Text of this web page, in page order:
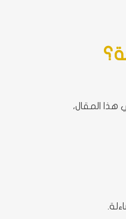
المقال،